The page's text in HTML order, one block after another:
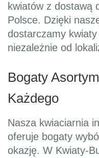
kwiatów z dostawą
Polsce. Dzięki
dostarczamy
niezależnie od
Bogaty
Każdego
Nasza kwiaciarnia
oferuje bogaty
okazję. W Kwiaty-